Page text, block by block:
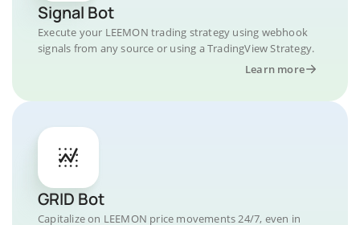
Signal Bot
Execute your LEEMON trading strategy using webhook
signals from any source or using a TradingView Strategy.
Learn more
GRID Bot
Capitalize on LEEMON price movements 24/7, even in